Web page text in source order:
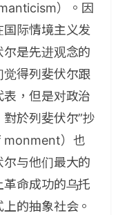
）。因
际情境主义发
是先进观念的
得列斐伏尔跟
，但是对政治
於列斐伏尔”抄
monment）也
与他们最大的
命成功的乌托
的抽象社会。